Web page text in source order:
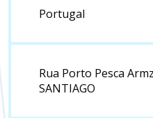
Portugal
Rua Porto Pesca
SANTIAGO